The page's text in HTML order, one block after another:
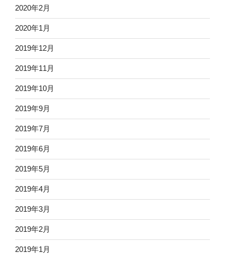
2020年2月
2020年1月
2019年12月
2019年11月
2019年10月
2019年9月
2019年7月
2019年6月
2019年5月
2019年4月
2019年3月
2019年2月
2019年1月